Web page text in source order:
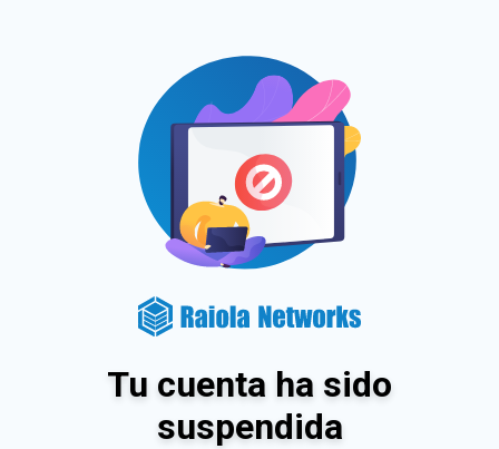
Tu cuenta ha sido
suspendida